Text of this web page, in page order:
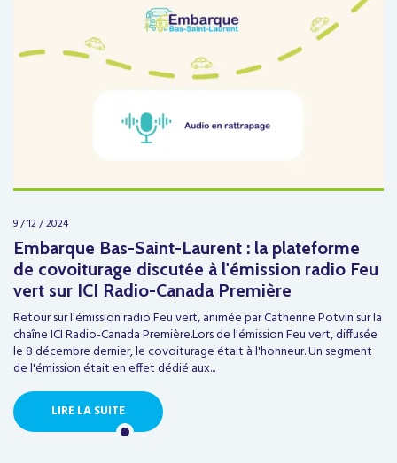
9 / 12 / 2024
Embarque Bas-Saint-Laurent : la plateforme
de covoiturage discutée à l'émission radio Feu
vert sur ICI Radio-Canada Première
Retour sur l'émission radio Feu vert, animée par Catherine Potvin sur la
chaîne ICI Radio-Canada Première.Lors de l'émission Feu vert, diffusée
le 8 décembre dernier, le covoiturage était à l'honneur. Un segment
de l'émission était en effet dédié aux...
LIRE LA SUITE